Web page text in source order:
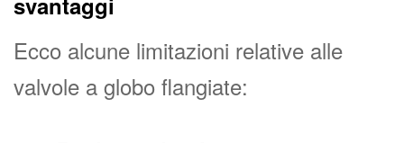
Ecco alcune limitazioni relative alle
valvole a globo flangiate: